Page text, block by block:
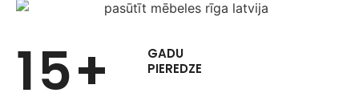
15+
GADU
PIEREDZE